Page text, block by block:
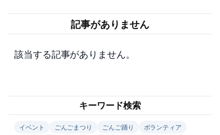
記事がありません
該当する記事がありません。
キーワード検索
イベント ごんごまつり ごんご踊り
ボランティア